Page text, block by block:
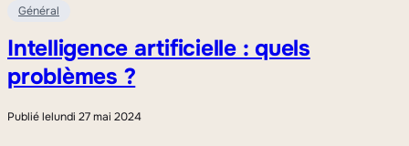
Général
Intelligence artificielle : quels
problèmes ?
Publié lelundi 27 mai 2024